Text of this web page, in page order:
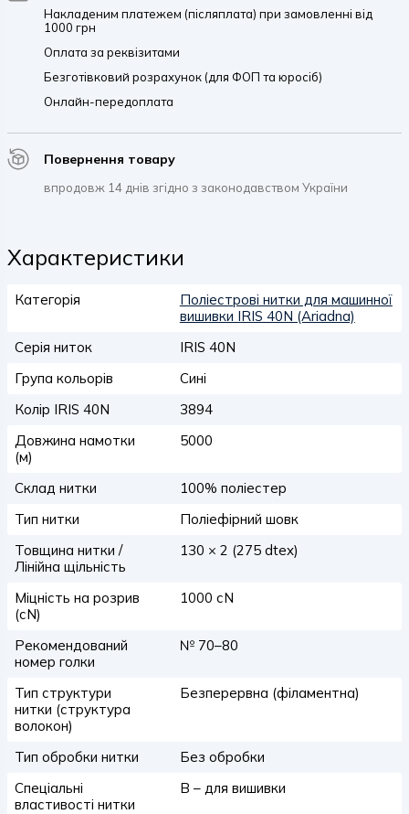
Накладеним платежем (післяплата) при замовленні від
1000 грн
Оплата за реквізитами
Безготівковий розрахунок (для ФОП та юросіб)
Онлайн-передоплата
Повернення товару
впродовж 14 днів згідно з законодавством України
Характеристики
Категорія
Поліестрові нитки для машинної
вишивки IRIS 40N (Ariadna)
Серія ниток
IRIS 40N
Група кольорів
Сині
Колір IRIS 40N
3894
Довжина намотки
(м)
5000
Склад нитки
100% поліестер
Тип нитки
Поліефірний шовк
Товщина нитки /
Лінійна щільність
130 × 2 (275 dtex)
Міцність на розрив
(сN)
1000 сN
Рекомендований
номер голки
№ 70–80
Тип структури
нитки (структура
волокон)
Безперервна (філаментна)
Тип обробки нитки
Без обробки
Спеціальні
властивості нитки
B – для вишивки